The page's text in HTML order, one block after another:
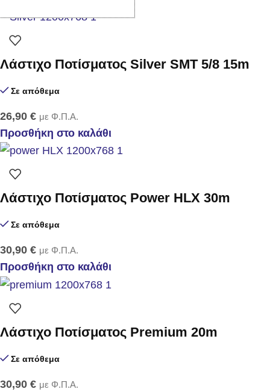
Λάστιχο Ποτίσματος Silver SMT 5/8 15m
Σε απόθεμα
26,90 € με Φ.Π.Α.
Προσθήκη στο καλάθι
Λάστιχο Ποτίσματος Power HLX 30m
Σε απόθεμα
30,90 € με Φ.Π.Α.
Προσθήκη στο καλάθι
Λάστιχο Ποτίσματος Premium 20m
Σε απόθεμα
30,90 € με Φ.Π.Α.